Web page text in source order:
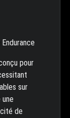
pour
sur
de